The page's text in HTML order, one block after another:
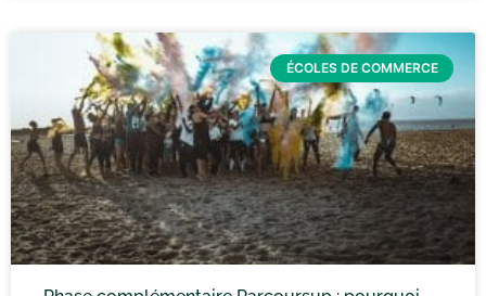
ÉCOLES DE COMMERCE